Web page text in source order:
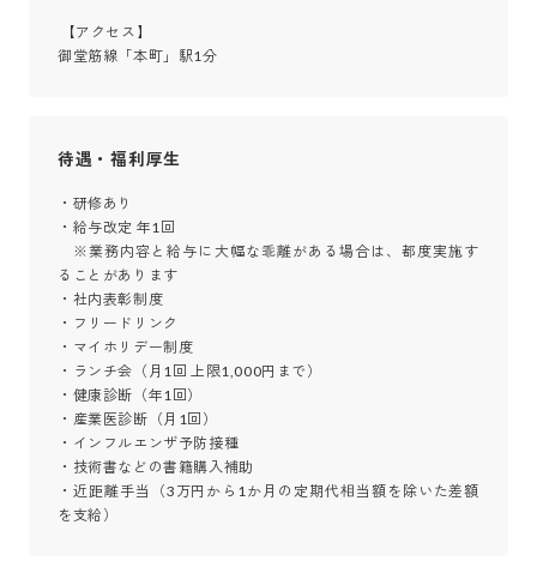
御堂筋線「本町」駅1分
待遇・福利厚生
・研修あり
・給与改定 年1回
※業務内容と給与に大幅な乖離がある場合は、都度実施す
ることがあります
・社内表彰制度
・フリードリンク
・マイホリデー制度
・ランチ会（月1回 上限1,000円まで）
・健康診断（年1回）
・産業医診断（月1回）
・インフルエンザ予防接種
・技術書などの書籍購入補助
・近距離手当（3万円から1か月の定期代相当額を除いた差額
を支給）